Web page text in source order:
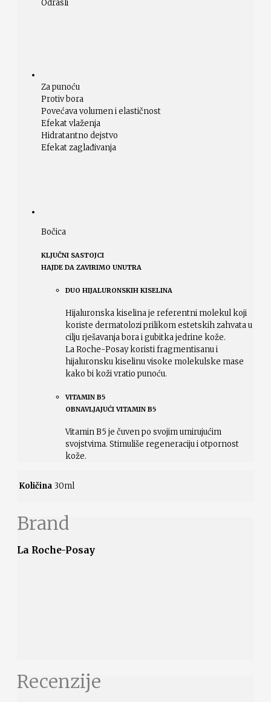
Odrasli
Za punoću
Protiv bora
Povećava volumen i elastičnost
Efekat vlaženja
Hidratantno dejstvo
Efekat zaglađivanja
Bočica
KLJUČNI SASTOJCI
HAJDE DA ZAVIRIMO UNUTRA
DUO HIJALURONSKIH KISELINA
Hijaluronska kiselina je referentni molekul koji
koriste dermatolozi prilikom estetskih zahvata u
cilju rješavanja bora i gubitka jedrine kože.
La Roche-Posay koristi fragmentisanu i
hijaluronsku kiselinu visoke molekulske mase
kako bi koži vratio punoću.
VITAMIN B5
OBNAVLJAJUĆI VITAMIN B5
Vitamin B5 je čuven po svojim umirujućim
svojstvima. Stimuliše regeneraciju i otpornost
kože.
Količina 30ml
Brand
La Roche-Posay
Recenzije